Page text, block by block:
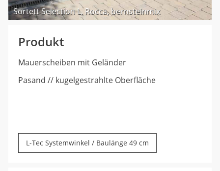
Sortett Selection L, Rocca, bernsteinmix
Produkt
Mauerscheiben mit Geländer
Pasand // kugelgestrahlte Oberfläche
L-Tec Systemwinkel / Baulänge 49 cm